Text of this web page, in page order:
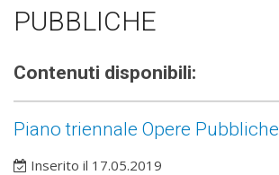
PUBBLICHE
Contenuti disponibili:
Piano triennale Opere Pubbliche
Inserito il 17.05.2019